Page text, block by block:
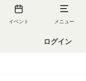
イベント メニュー
ログイン